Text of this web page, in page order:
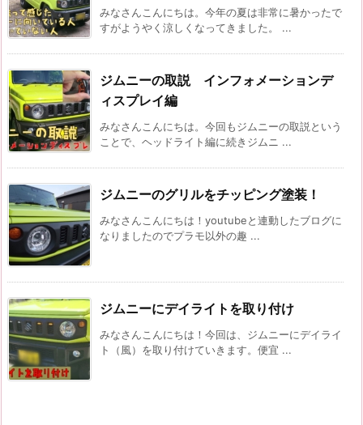
みなさんこんにちは。今年の夏は非常に暑かったで
すがようやく涼しくなってきました。 ...
ジムニーの取説 インフォメーションデ
ィスプレイ編
みなさんこんにちは。今回もジムニーの取説という
ことで、ヘッドライト編に続きジムニ ...
ジムニーのグリルをチッピング塗装！
みなさんこんにちは！youtubeと連動したブログに
なりましたのでプラモ以外の趣 ...
ジムニーにデイライトを取り付け
みなさんこんにちは！今回は、ジムニーにデイライ
ト（風）を取り付けていきます。便宜 ...